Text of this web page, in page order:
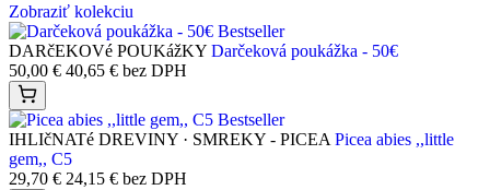
Zobraziť kolekciu
Bestseller
DARčEKOVé POUKážKY Darčeková poukážka - 50€
50,00 € 40,65 € bez DPH
Bestseller
IHLIčNATé DREVINY · SMREKY - PICEA Picea abies ,,little
gem,, C5
29,70 € 24,15 € bez DPH